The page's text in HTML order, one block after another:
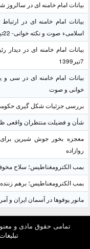
بیانات امام خامنه ای در سالروز شهادت
بیانات امام خامنه ای در
اسلامی+ صوت و نکته خوانی- 22تیر99
بیانات امام خامنه ای در
7تیر1399
بیانات امام خامنه ای در سی و
خوانی و صوت
بررسی جزئیات شکل گیری
شأن و فضیلت منتظران واقعی
معجزه بخور جوش شیرین برای
روازاده
بمب الکترومغناطیس؛ سلاح
بمب الکترومغناطیس؛ برهم
مانور یوفوها در آسمان ایران و
تمامی حقوق مادی و معنوی